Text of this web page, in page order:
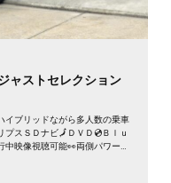
ャストセレクション
イブリッドながら多人数の乗車
スＳＤナビ🗾ＤＶＤ💿Ｂｌｕ
映像視聴可能👀両側パワース
👏ＨＩＤヘッドライト＆ＬＥ